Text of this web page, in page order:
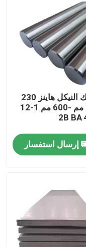
سبائك النيكل هاينز 230
بار 6 مم -600 مم 1-12
إرسال استفسار